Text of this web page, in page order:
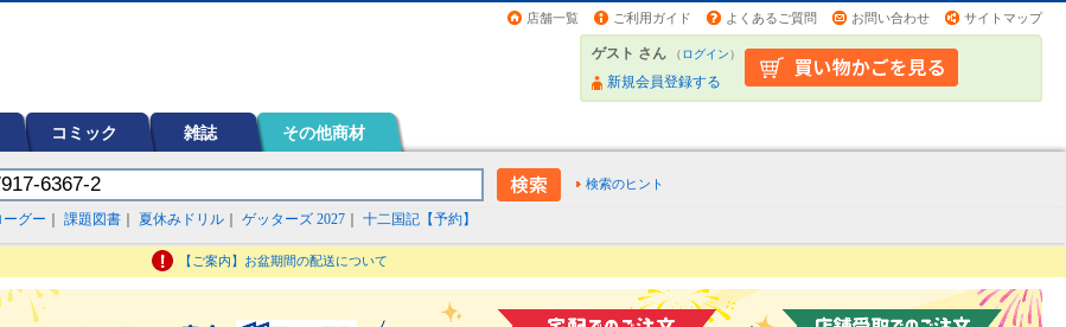
店舗一覧 ご利用ガイド よくあるご質問 お問い合わせ サイトマップ
ゲスト さん （ログイン）
新規会員登録する
コミック 雑誌 その他商材
検索のヒント
ーグー 課題図書 夏休みドリル ゲッターズ 2027 十二国記【予約】
【ご案内】お盆期間の配送について